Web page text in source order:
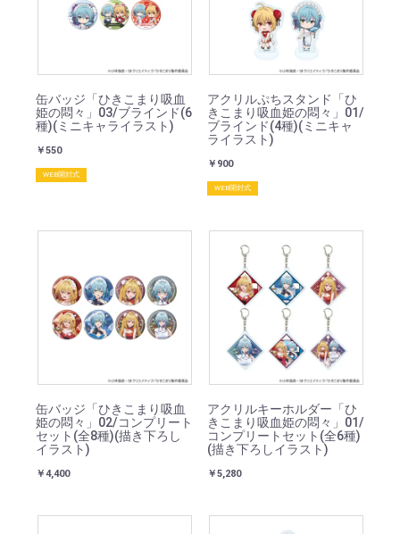
缶バッジ「ひきこまり吸血
姫の悶々」03/ブラインド(6
種)(ミニキャライラスト)
￥550
WEB開封式
アクリルぷちスタンド「ひ
きこまり吸血姫の悶々」01/
ブラインド(4種)(ミニキャ
ライラスト)
￥900
WEB開封式
缶バッジ「ひきこまり吸血
姫の悶々」02/コンプリート
セット(全8種)(描き下ろし
イラスト)
￥4,400
アクリルキーホルダー「ひ
きこまり吸血姫の悶々」01/
コンプリートセット(全6種)
(描き下ろしイラスト)
￥5,280